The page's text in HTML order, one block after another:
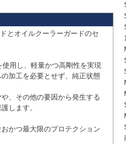
とオイルクーラーガードのセ
用し、軽量かつ高剛性を実現
加工を必要とせず、純正状態
、その他の要因から発生する
します。
かつ最大限のプロテクション